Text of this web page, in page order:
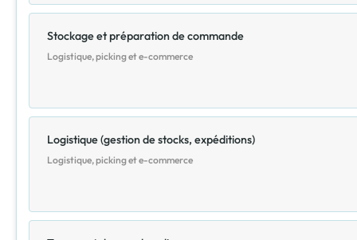
Stockage et préparation de commande
Logistique, picking et e-commerce
Logistique (gestion de stocks, expéditions)
Logistique, picking et e-commerce